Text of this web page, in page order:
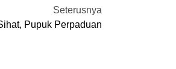
Seterusnya
Pupuk Perpaduan